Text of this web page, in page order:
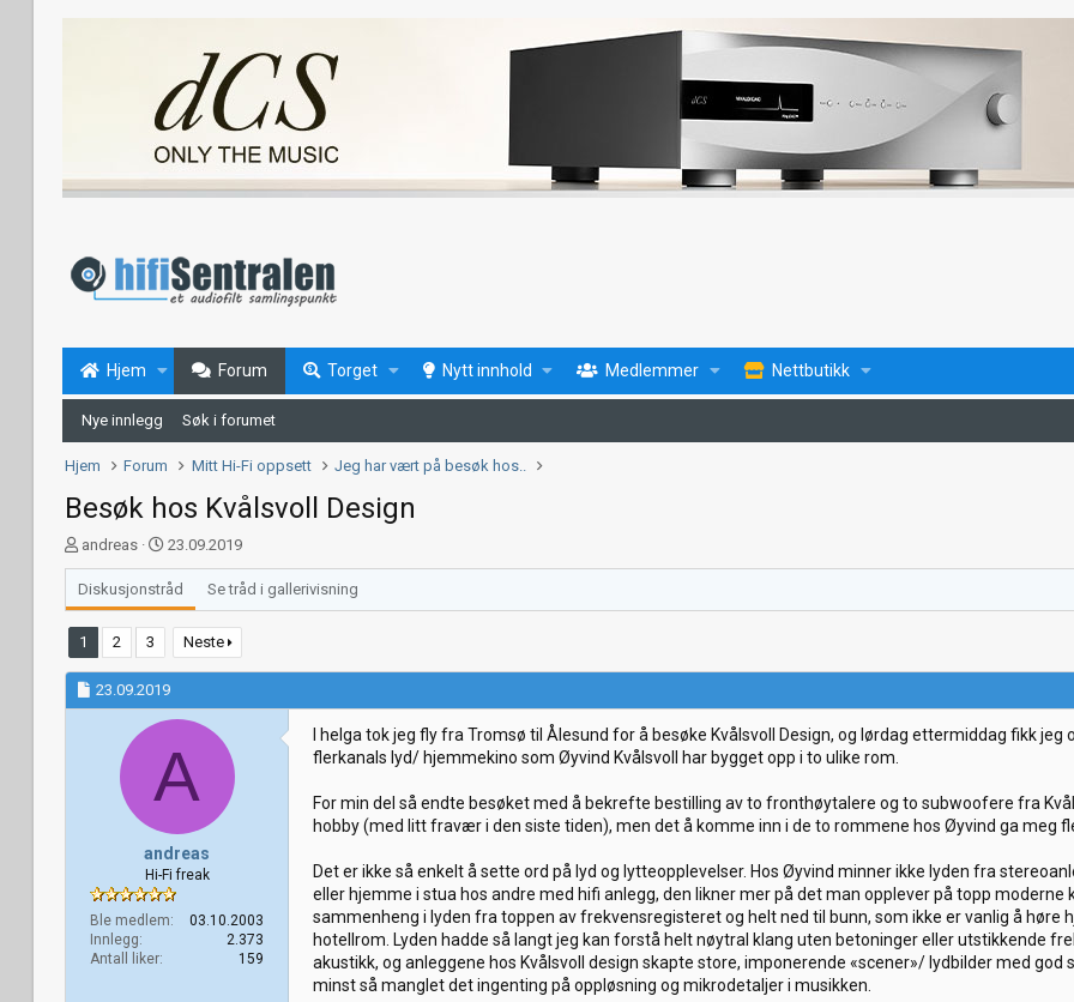
Hjem Forum Torget Nytt innhold Medlemmer Nettbutikk
Nye innlegg Søk i forumet
Hjem Forum Mitt Hi-Fi oppsett Jeg har vært på besøk hos..
Besøk hos Kvålsvoll Design
T
r
å
d
s
t
a
r
andreas
S
t
a
r
a
t
o
23.09.2019
Diskusjonstråd Se tråd i gallerivisning
1 2 3 Neste
23.09.2019
A
andreas
Hi-Fi freak
Ble medlem
03.10.2003
Innlegg
2.373
Antall liker
159
I helga tok jeg fly fra Tromsø til Ålesund for å besøke Kvålsvoll Design, og lørdag ettermiddag fikk
flerkanals lyd/ hjemmekino som Øyvind Kvålsvoll har bygget opp i to ulike rom.
For min del så endte besøket med å bekrefte bestilling av to fronthøytalere og to subwoofere fra
hobby (med litt fravær i den siste tiden), men det å komme inn i de to rommene hos Øyvind ga meg
Det er ikke så enkelt å sette ord på lyd og lytteopplevelser. Hos Øyvind minner ikke lyden fra
eller hjemme i stua hos andre med hifi anlegg, den likner mer på det man opplever på topp moderne
sammenheng i lyden fra toppen av frekvensregisteret og helt ned til bunn, som ikke er vanlig å høre
hotellrom. Lyden hadde så langt jeg kan forstå helt nøytral klang uten betoninger eller utstikkende
akustikk, og anleggene hos Kvålsvoll design skapte store, imponerende «scener»/ lydbilder med
minst så manglet det ingenting på oppløsning og mikrodetaljer i musikken.